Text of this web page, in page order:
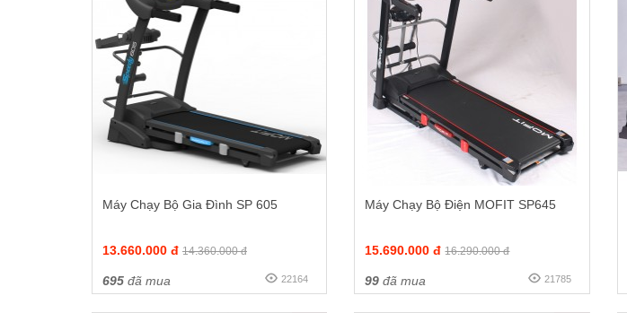
Máy Chạy Bộ Gia Đình SP 605
13.660.000 đ 14.360.000 đ
695 đã mua 22164
Máy Chạy Bộ Điện MOFIT SP645
15.690.000 đ 16.290.000 đ
99 đã mua 21785